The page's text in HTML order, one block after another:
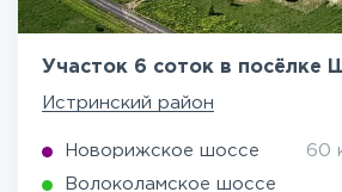
Участок 6 соток в посёлке
Истринский район
Новорижское шоссе 60
Волоколамское шоссе